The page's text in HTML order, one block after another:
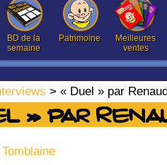
BD de la
semaine
Patrimoine
Meilleures
ventes
> « Duel » par
» par